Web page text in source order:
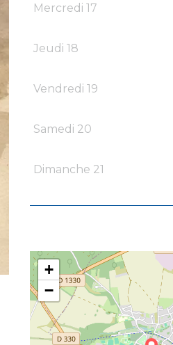
Mercredi 17
Jeudi 18
Vendredi 19
Samedi 20
Dimanche 21
+
−